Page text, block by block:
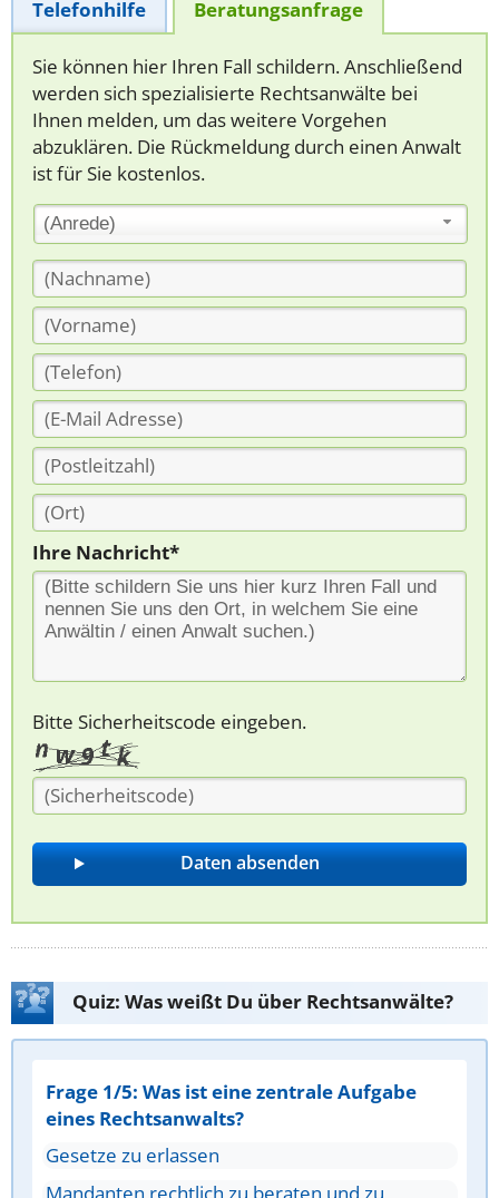
Telefonhilfe Beratungsanfrage
Sie können hier Ihren Fall schildern. Anschließend
werden sich spezialisierte Rechtsanwälte bei
Ihnen melden, um das weitere Vorgehen
abzuklären. Die Rückmeldung durch einen Anwalt
ist für Sie kostenlos.
(Anrede)
Ihre Nachricht*
Bitte Sicherheitscode eingeben.
Quiz: Was weißt Du über Rechtsanwälte?
Frage 1/5: Was ist eine zentrale Aufgabe
eines Rechtsanwalts?
Gesetze zu erlassen
Mandanten rechtlich zu beraten und zu